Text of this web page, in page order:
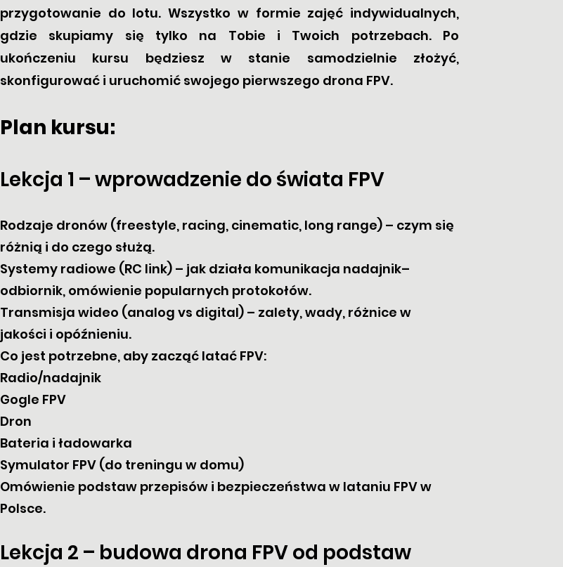
przygotowanie do lotu. Wszystko w formie zajęć indywidualnych,
gdzie skupiamy się tylko na Tobie i Twoich potrzebach. Po
ukończeniu kursu będziesz w stanie samodzielnie złożyć,
skonfigurować i uruchomić swojego pierwszego drona FPV.
Plan kursu:
Lekcja 1 – wprowadzenie do świata FPV
Rodzaje dronów (freestyle, racing, cinematic, long range) – czym się
różnią i do czego służą.
Systemy radiowe (RC link) – jak działa komunikacja nadajnik–
odbiornik, omówienie popularnych protokołów.
Transmisja wideo (analog vs digital) – zalety, wady, różnice w
jakości i opóźnieniu.
Co jest potrzebne, aby zacząć latać FPV:
Radio/nadajnik
Gogle FPV
Dron
Bateria i ładowarka
Symulator FPV (do treningu w domu)
Omówienie podstaw przepisów i bezpieczeństwa w lataniu FPV w
Polsce.
Lekcja 2 – budowa drona FPV od podstaw